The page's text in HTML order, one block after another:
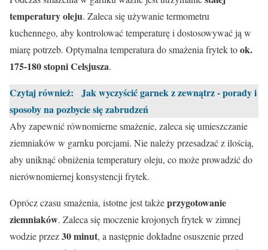
temperatury oleju. Zaleca się używanie termometru
kuchennego, aby kontrolować temperaturę i dostosowywać ją w
miarę potrzeb. Optymalna temperatura do smażenia frytek took.
175-180 stopni Celsjusza.
Czytaj również:
Jak wyczyścić garnek z zewnątrz - porady i
sposoby na pozbycie się zabrudzeń
Aby zapewnić równomierne smażenie, zaleca się umieszczanie
ziemniaków w garnku porcjami. Nie należy przesadzać z ilością,
aby uniknąć obniżenia temperatury oleju, co może prowadzić do
nierównomiernej konsystencji frytek.
Oprócz czasu smażenia, istotne jest takżeprzygotowanie
ziemniaków. Zaleca się moczenie krojonych frytek w zimnej
wodzie przez30 minut, a następnie dokładne osuszenie przed